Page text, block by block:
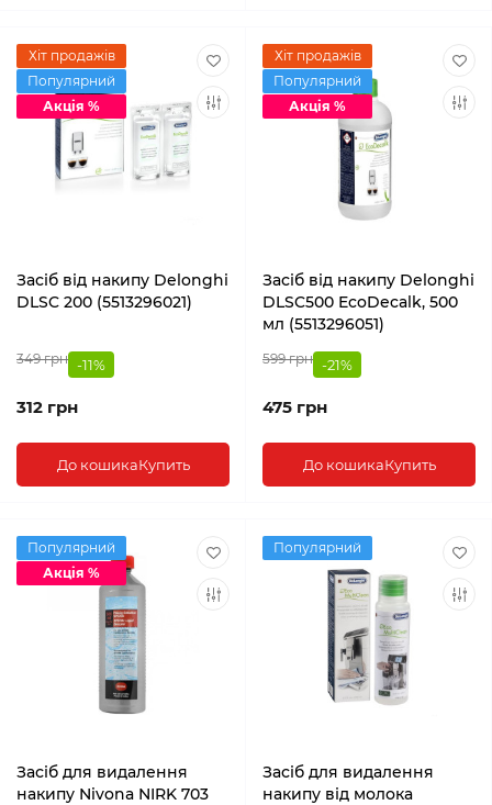
Хіт продажів
Популярний
Акція %
Засіб від накипу Delonghi
DLSC 200 (5513296021)
349 грн -11%
312 грн
До кошикаКупить
Хіт продажів
Популярний
Акція %
Засіб від накипу Delonghi
DLSC500 EcoDecalk, 500
мл (5513296051)
599 грн -21%
475 грн
До кошикаКупить
Популярний
Акція %
Засіб для видалення
накипу Nivona NIRK 703
Популярний
Засіб для видалення
накипу від молока